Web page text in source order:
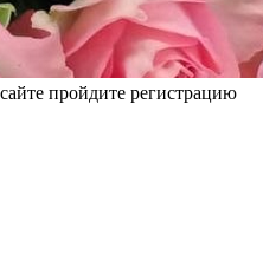
пройдите регистрацию